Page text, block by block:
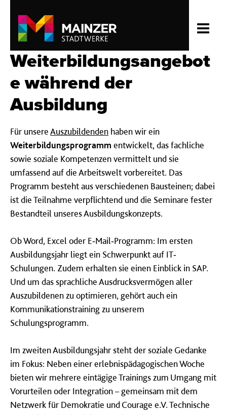
Weiterbildungsangebot
e während der
Ausbildung
Für unsereAuszubildenden haben wir ein
Weiterbildungsprogramm entwickelt, das fachliche
sowie soziale Kompetenzen vermittelt und sie
umfassend auf die Arbeitswelt vorbereitet. Das
Programm besteht aus verschiedenen Bausteinen; dabei
ist die Teilnahme verpflichtend und die Seminare fester
Bestandteil unseres Ausbildungskonzepts.
Ob Word, Excel oder E‐Mail‐Programm: Im ersten
Ausbildungsjahr liegt ein Schwerpunkt auf IT‐
Schulungen. Zudem erhalten sie einen Einblick in SAP.
Und um das sprachliche Ausdrucksvermögen aller
Auszubildenen zu optimieren, gehört auch ein
Kommunikationstraining zu unserem
Schulungsprogramm.
Im zweiten Ausbildungsjahr steht der soziale Gedanke
im Fokus: Neben einer erlebnispädagogischen Woche
bieten wir mehrere eintägige Trainings zum Umgang mit
Vorurteilen oder Integration – gemeinsam mit dem
Netzwerk für Demokratie und Courage e.V. Technische